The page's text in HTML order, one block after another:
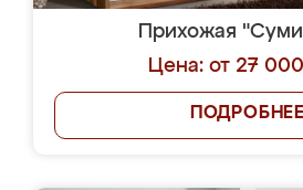
Прихожая
Цена: от 27
ПОДРОБНЕЕ